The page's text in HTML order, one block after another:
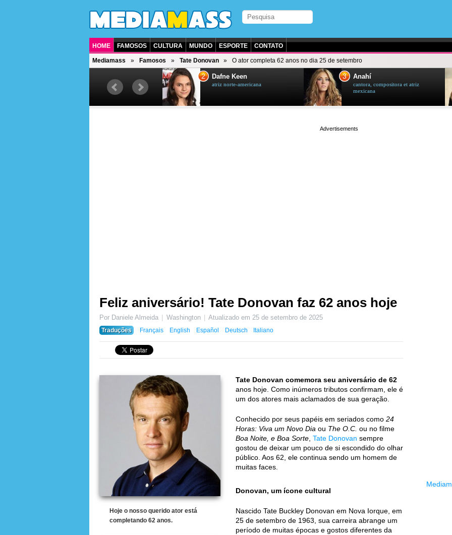
HOME FAMOSOS CULTURA MUNDO ESPORTE CONTATO
Mediamass Famosos Tate Donovan O ator completa 62 anos no dia 25 de setembro
2 Dafne Keen
atriz norte-americana
3 Anahí
cantora, compositora et atriz
mexicana
Feliz aniversário! Tate Donovan faz 62 anos hoje
Por Daniele Almeida Washington Atualizado em25 de setembro de 2025
Traduções
Français English Español Deutsch Italiano
Hoje o nosso querido ator está
completando 62 anos.
Tate Donovan comemora seu aniversário de 62
anos hoje. Como inúmeros tributos confirmam, ele é
um dos atores mais aclamados de sua geração.
Conhecido por seus papéis em seriados como 24
Horas: Viva um Novo Dia ou The O.C. ou no filme
Boa Noite, e Boa Sorte Tate Donovan sempre
gostou de deixar um pouco de si escondido do olhar
público. Aos 62, ele continua sendo um homem de
muitas faces.
Donovan, um ícone cultural
Nascido Tate Buckley Donovan em Nova Iorque, em
25 de setembro de 1963, sua carreira abrange um
período de muitas épocas e gostos diferentes da